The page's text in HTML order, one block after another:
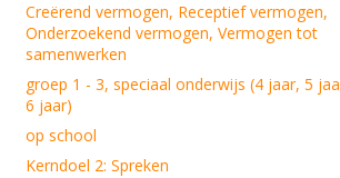
Creërend vermogen, Receptief vermogen,
Onderzoekend vermogen, Vermogen tot
samenwerken
groep 1 - 3, speciaal onderwijs (4 jaar, 5
6 jaar)
op school
Kerndoel 2: Spreken